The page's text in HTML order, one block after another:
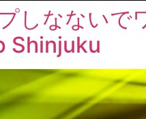
しなないで
Shinjuku